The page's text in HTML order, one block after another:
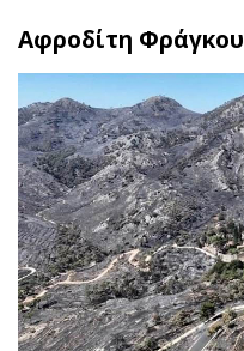
Αφροδίτη Φράγκου